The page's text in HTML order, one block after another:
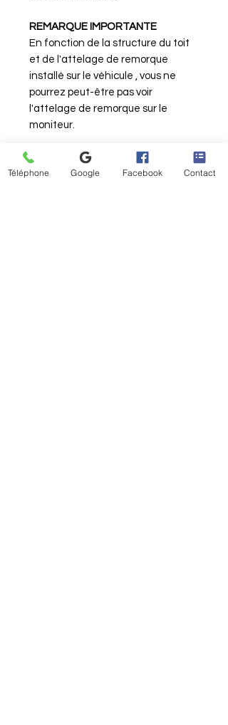
REMARQUE IMPORTANTE
En fonction de la structure du toit
et de l'attelage de remorque
installé sur le véhicule , vous ne
pourrez peut-être pas voir
l'attelage de remorque sur le
moniteur.
Téléphone Google Facebook Contact